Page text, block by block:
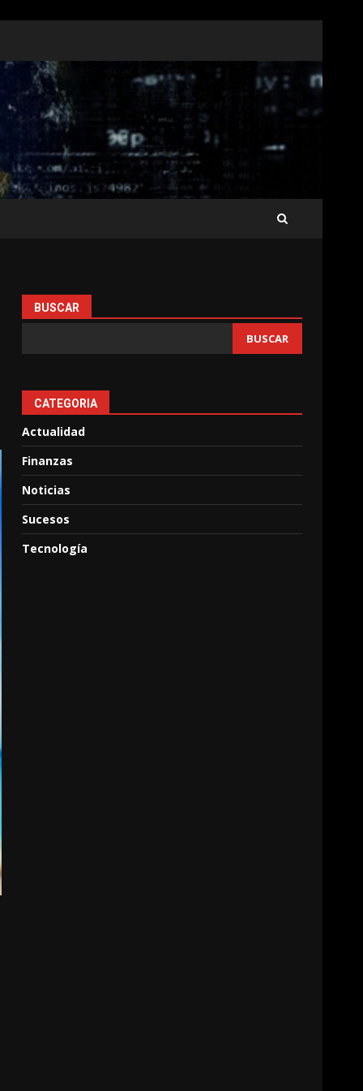
BUSCAR
BUSCAR
CATEGORIA
Actualidad
Finanzas
Noticias
Sucesos
Tecnología